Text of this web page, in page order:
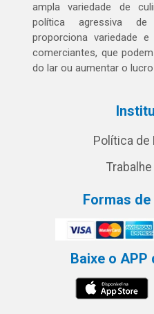
ampla variedade de
política agressiva
proporciona variedade
comerciantes, que
do lar ou aumentar o
Política de
Formas
Baixe o APP